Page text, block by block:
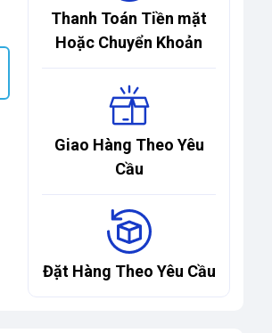
Thanh Toán Tiền mặt
Hoặc Chuyển Khoản
Giao Hàng Theo Yêu
Cầu
Đặt Hàng Theo Yêu Cầu